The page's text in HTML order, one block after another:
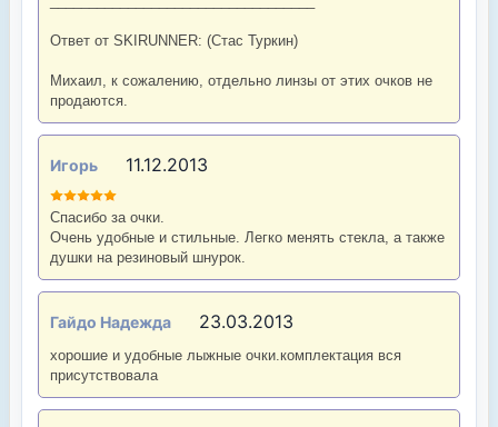
Ответ от SKIRUNNER: (Стас Туркин)
Михаил, к сожалению, отдельно линзы от этих очков не
продаются.
Игорь 11.12.2013
Спасибо за очки.
Очень удобные и стильные. Легко менять стекла, а также
душки на резиновый шнурок.
Гайдо Надежда 23.03.2013
хорошие и удобные лыжные очки.комплектация вся
присутствовала